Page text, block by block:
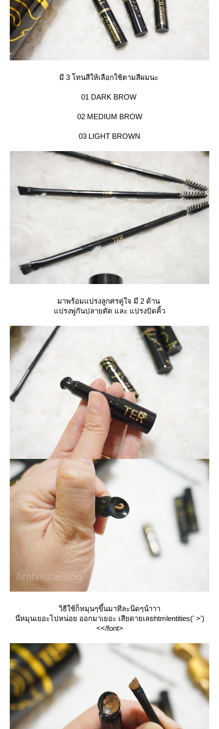
มี 3 โทนสีให้เลือกใช้ตามสีผมนะ
01 DARK BROW
02 MEDIUM BROW
03 LIGHT BROWN
มาพร้อมแปรงลูกศรคู่ใจ มี 2 ด้าน
ปรงพู่กันปลายตัด และ แปรงปัดคิ้ว
วิธีใช้ก็หมุนๆขึ้นมาทีละนิดๆน้าาา
นี่หมุนเยอะไปหน่อย ออกมาเยอะ เสียดายเลยhtmlentities(' >')
<</font>